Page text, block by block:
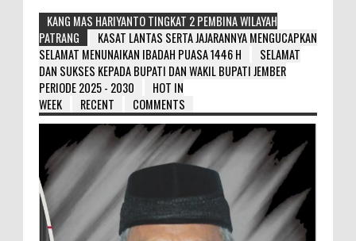
KANG MAS HARIYANTO TINGKAT 2 PEMBINA WILAYAH
PATRANG
KASAT LANTAS SERTA JAJARANNYA MENGUCAPKAN
SELAMAT MENUNAIKAN IBADAH PUASA 1446 H
SELAMAT
DAN SUKSES KEPADA BUPATI DAN WAKIL BUPATI JEMBER
PERIODE 2025 - 2030
HOT IN
WEEK
RECENT COMMENTS